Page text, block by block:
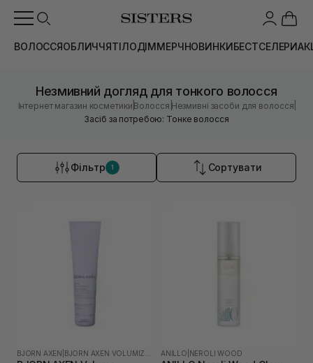
ВОЛОССЯОБЛИЧЧЯТІЛОДІММЕРЧНОВИНКИБЕСТСЕЛЕРИ
Незмивний догляд для тонкого волосся
Інтернет магазин косметики |Волосся |Незмивні засоби для волосся
Засіб за потребою: Тонке волосся
Фільтр 1 Сортувати
BJORN AXEN ANILLO NEROLI WOOD